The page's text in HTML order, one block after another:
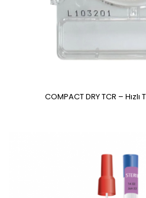
COMPACT DRY TCR –